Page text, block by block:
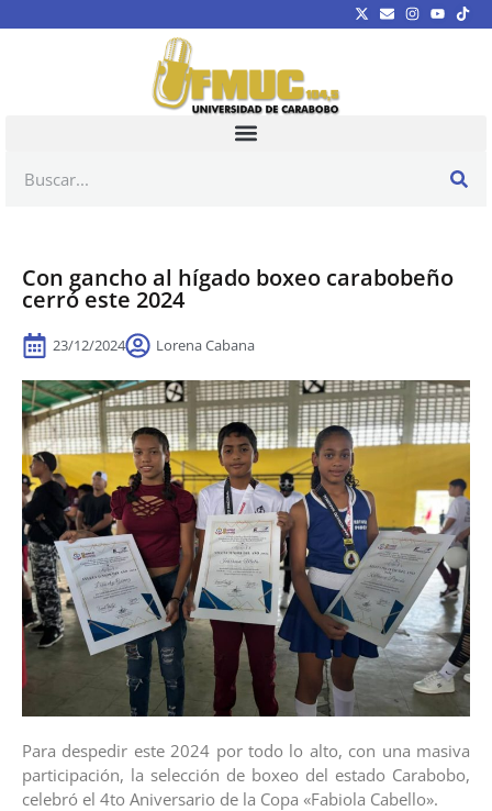
Con gancho al hígado boxeo carabobeño
cerró este 2024
23/12/2024 Lorena Cabana
Para despedir este 2024 por todo lo alto, con una masiva
participación, la selección de boxeo del estado Carabobo,
celebró el 4to Aniversario de la Copa «Fabiola Cabello».